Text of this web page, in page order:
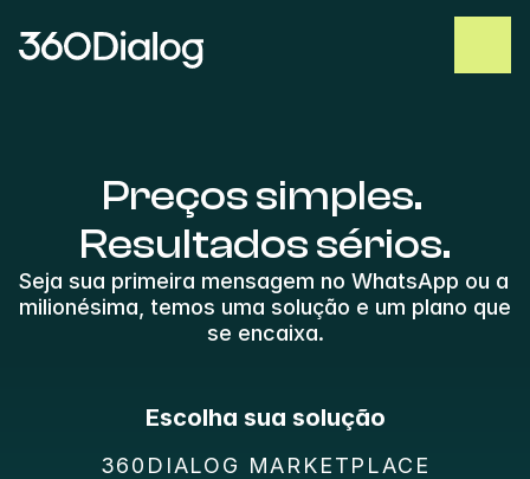
Preços simples.
Resultados sérios.
Seja sua primeira mensagem no WhatsApp ou a
milionésima, temos uma solução e um plano que
se encaixa.
Escolha sua solução
360DIALOG MARKETPLACE